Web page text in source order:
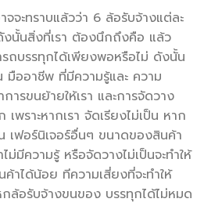
จะทราบแล้วว่า 6 ล้อรับจ้างแต่ละ
นั้นสิ่งที่เรา ต้องนึกถึงคือ แล้ว
รถบรรทุกได้เพียงพอหรือไม่ ดังนั้น
มืออาชีพ ที่มีความรู้และ ความ
รขนย้ายให้เรา และการจัดวาง
พราะหากเรา จัดเรียงไม่เป็น หาก
เฟอร์นิเจอร์อื่นๆ ขนาดของสินค้า
ม่มีความรู้ หรือจัดวางไม่เป็นจะทำให้
าได้น้อย ทีความเสี่ยงที่จะทำให้
ล้อรับจ้างขนของ บรรทุกได้ไม่หมด